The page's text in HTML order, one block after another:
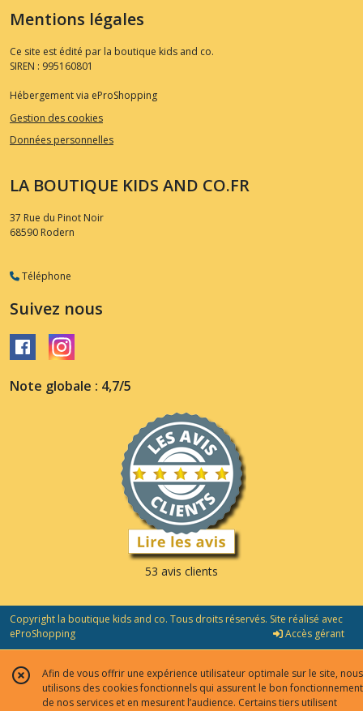
Mentions légales
Ce site est édité par la boutique kids and co.
SIREN : 995160801
Hébergement via eProShopping
Gestion des cookies
Données personnelles
LA BOUTIQUE KIDS AND CO.FR
37 Rue du Pinot Noir
68590 Rodern
Téléphone
Suivez nous
Note globale : 4,7/5
53 avis clients
Copyright la boutique kids and co. Tous droits réservés. Site réalisé avec
eProShopping
Accès gérant
Afin de vous offrir une expérience utilisateur optimale sur le site, nous
utilisons des cookies fonctionnels qui assurent le bon fonctionnement
de nos services et en mesurent l’audience. Certains tiers utilisent